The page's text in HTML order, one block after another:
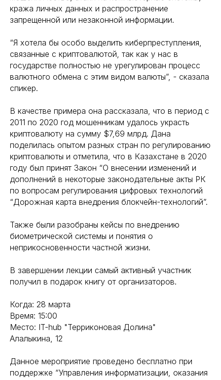
кража личных данных и распространение
запрещенной или незаконной информации.
“Я хотела бы особо выделить киберпреступления,
связанные с криптовалютой, так как у нас в
государстве полностью не урегулирован процесс
валютного обмена с этим видом валюты”, - сказала
спикер.
В качестве примера она рассказала, что в период с
2011 по 2020 год мошенникам удалось украсть
криптовалюту на сумму $7,69 млрд. Дана
поделилась опытом разных стран по регулированию
криптовалюты и отметила, что в Казахстане в 2020
году был принят Закон “О внесении изменений и
дополнений в некоторые законодательные акты РК
по вопросам регулирования цифровых технологий
“Дорожная карта внедрения блокчейн-технологий”.
Также были разобраны кейсы по внедрению
биометрической системы и понятия о
неприкосновенности частной жизни.
В завершении лекции самый активный участник
получил в подарок книгу от организаторов.
Когда: 28 марта
Время: 15:00
Место: IT-hub "Терриконовая Долина"
Алалыкина, 12
Данное мероприятие проведено бесплатно при
поддержке “Управления информатизации, оказания